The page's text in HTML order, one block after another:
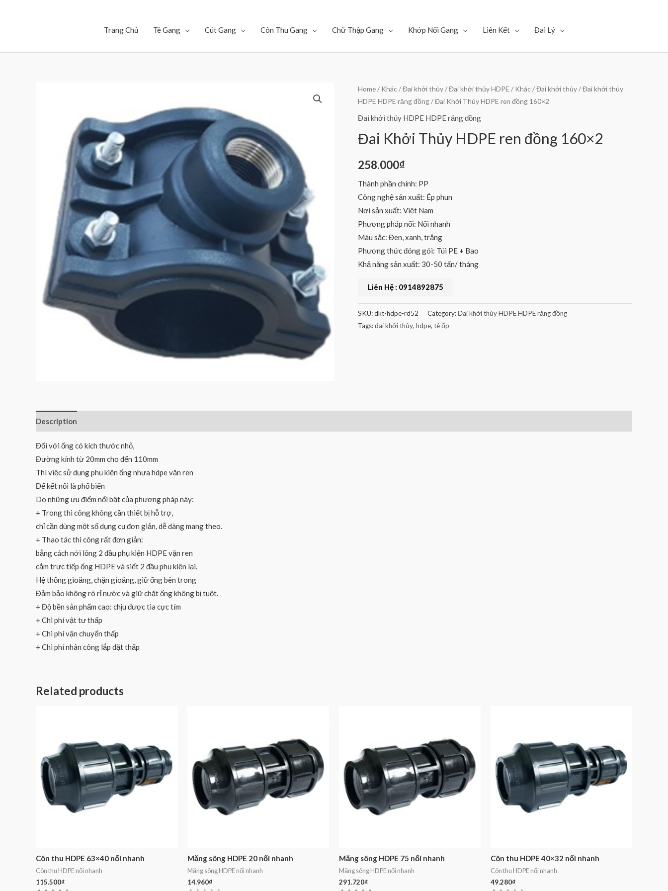
Trang Chủ Tê Gang Cút Gang Côn Thu Gang Chữ Thập Gang Khớp Nối Gang Liên Kết Đai Lý
Home/ Khác /Đai khởi thủy/Đai khởi thủy HDPE / Khác /Đai khởi thủy/Đai khởi thủy
HDPE HDPE răng đồng/ Đai Khởi Thủy HDPE ren đồng 160×2
Đai khởi thủy HDPE HDPE răng đồng
Đai Khởi Thủy HDPE ren đồng 160×2
258.000₫
Thành phần chính: PP
Công nghệ sản xuất: Ép phun
Nơi sản xuất: Việt Nam
Phương pháp nối: Nối nhanh
Màu sắc: Đen, xanh, trắng
Phương thức đóng gói: Túi PE + Bao
Khả năng sản xuất: 30-50 tấn/ tháng
Liên Hệ : 0914892875
SKU:dkt-hdpe-rd52 Category:Đai khởi thủy HDPE HDPE răng đồng
Tags:đai khởi thủy, hdpe, tê ốp
Description
Đối với ống có kích thước nhỏ,
Đường kính từ 20mm cho đến 110mm
Thì việc sử dụng phụ kiện ống nhựa hdpe vặn ren
Để kết nối là phổ biến
Do những ưu điểm nổi bật của phương pháp này:
+ Trong thi công không cần thiết bị hỗ trợ,
chỉ cần dùng một số dụng cụ đơn giản, dễ dàng mang theo.
+ Thao tác thi công rất đơn giản:
bằng cách nới lỏng 2 đầu phụ kiện HDPE vặn ren
cắm trực tiếp ống HDPE và siết 2 đầu phụ kiện lại.
Hệ thống gioăng, chặn gioăng, giữ ống bên trong
Đảm bảo không rò rỉ nước và giữ chặt ống không bị tuột.
+ Độ bền sản phẩm cao: chịu được tia cực tím
+ Chi phí vật tư thấp
+ Chi phí vận chuyển thấp
+ Chi phí nhân công lắp đặt thấp
Related products
Côn thu HDPE 63×40 nối nhanh
Côn thu HDPE nối nhanh
115.500₫
Măng sông HDPE 20 nối nhanh
Măng sông HDPE nối nhanh
14.960₫
Măng sông HDPE 75 nối nhanh
Măng sông HDPE nối nhanh
291.720₫
Côn thu HDPE 40×32 nối nhanh
Côn thu HDPE nối nhanh
49.280₫